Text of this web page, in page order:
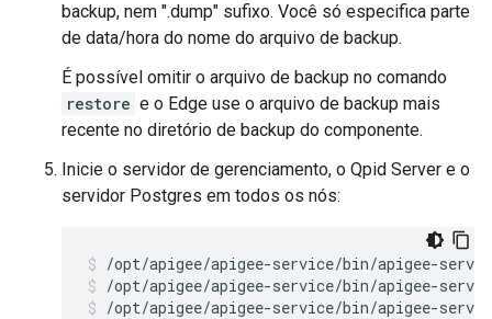
backup, nem ".dump" sufixo. Você só especifica parte
de data/hora do nome do arquivo de backup.
É possível omitir o arquivo de backup no comando
restore e o Edge use o arquivo de backup mais
recente no diretório de backup do componente.
Inicie o servidor de gerenciamento, o Qpid Server e o
servidor Postgres em todos os nós:
/opt/apigee/apigee-service/bin/apigee-
/opt/apigee/apigee-service/bin/apigee-